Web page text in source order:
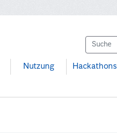
Nutzung Hackathons